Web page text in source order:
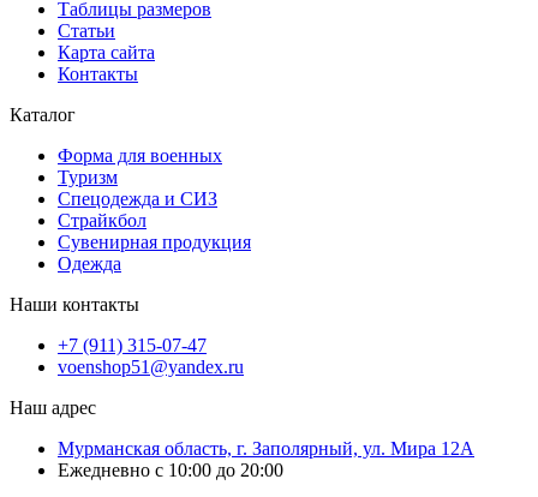
Таблицы размеров
Статьи
Карта сайта
Контакты
Каталог
Форма для военных
Туризм
Спецодежда и СИЗ
Страйкбол
Сувенирная продукция
Одежда
Наши контакты
+7 (911) 315-07-47
voenshop51@yandex.ru
Наш адрес
Мурманская область, г. Заполярный, ул. Мира 12А
Ежедневно с 10:00 до 20:00